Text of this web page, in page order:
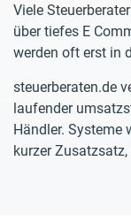
Viele
über tiefes E
werden oft erst in
steuerberaten.de
laufender
Händler. Systeme
kurzer